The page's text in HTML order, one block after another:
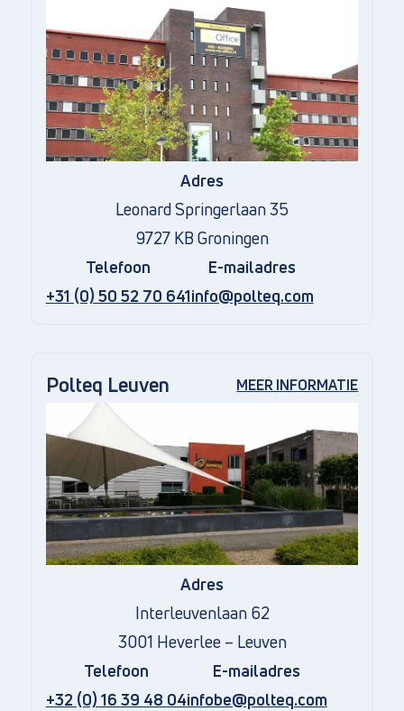
Adres
Leonard Springerlaan 35
9727 KB Groningen
Telefoon
+31 (0) 50 52 70 641
E-mailadres
info@polteq.com
Polteq Leuven
Adres
Interleuvenlaan 62
3001 Heverlee – Leuven
Telefoon
+32 (0) 16 39 48 04
E-mailadres
infobe@polteq.com
MEER INFORMATIE